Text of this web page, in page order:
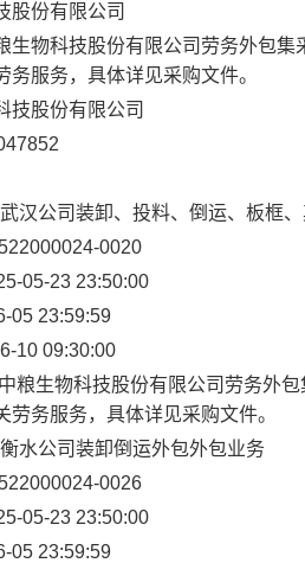
股份有限公司
生物科技股份有限公司劳务外包
服务，具体详见采购文件。
技股份有限公司
汉公司装卸、投料、倒运、板框
0020
05-23 23:50:00
05 23:59:59
10 09:30:00
粮生物科技股份有限公司劳务外
劳务服务，具体详见采购文件。
水公司装卸倒运外包外包业务
0026
05-23 23:50:00
05 23:59:59